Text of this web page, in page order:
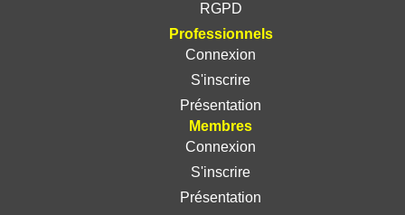
RGPD
Professionnels
Connexion
S'inscrire
Présentation
Membres
Connexion
S'inscrire
Présentation